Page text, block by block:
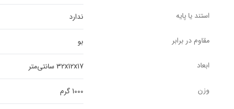
استند یا پایه ندارد
مقاوم در برابر بو
ابعاد 32x12x17 سانتی‌متر
وزن 1000 گرم